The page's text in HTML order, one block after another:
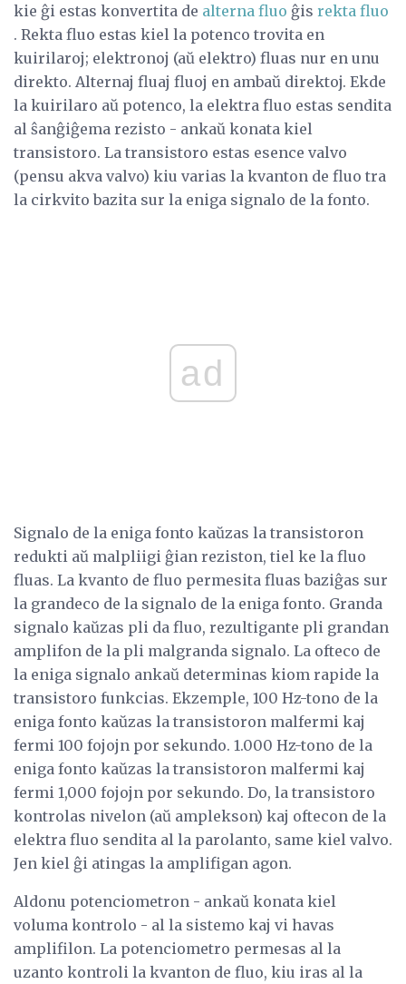
kie ĝi estas konvertita de alterna fluo ĝis rekta fluo
. Rekta fluo estas kiel la potenco trovita en
kuirilaroj; elektronoj (aŭ elektro) fluas nur en unu
direkto. Alternaj fluaj fluoj en ambaŭ direktoj. Ekde
la kuirilaro aŭ potenco, la elektra fluo estas sendita
al ŝanĝiĝema rezisto - ankaŭ konata kiel
transistoro. La transistoro estas esence valvo
(pensu akva valvo) kiu varias la kvanton de fluo tra
la cirkvito bazita sur la eniga signalo de la fonto.
ad
Signalo de la eniga fonto kaŭzas la transistoron
redukti aŭ malpliigi ĝian reziston, tiel ke la fluo
fluas. La kvanto de fluo permesita fluas baziĝas sur
la grandeco de la signalo de la eniga fonto. Granda
signalo kaŭzas pli da fluo, rezultigante pli grandan
amplifon de la pli malgranda signalo. La ofteco de
la eniga signalo ankaŭ determinas kiom rapide la
transistoro funkcias. Ekzemple, 100 Hz-tono de la
eniga fonto kaŭzas la transistoron malfermi kaj
fermi 100 fojojn por sekundo. 1.000 Hz-tono de la
eniga fonto kaŭzas la transistoron malfermi kaj
fermi 1,000 fojojn por sekundo. Do, la transistoro
kontrolas nivelon (aŭ amplekson) kaj oftecon de la
elektra fluo sendita al la parolanto, same kiel valvo.
Jen kiel ĝi atingas la amplifigan agon.
Aldonu potenciometron - ankaŭ konata kiel
voluma kontrolo - al la sistemo kaj vi havas
amplifilon. La potenciometro permesas al la
uzanto kontroli la kvanton de fluo, kiu iras al la